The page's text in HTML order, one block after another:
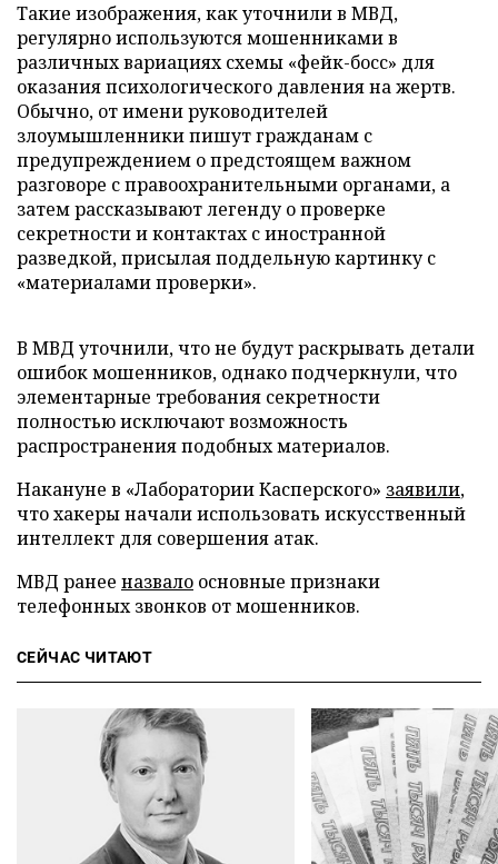
Такие изображения, как уточнили в МВД,
регулярно используются мошенниками в
различных вариациях схемы «фейк-босс» для
оказания психологического давления на жертв.
Обычно, от имени руководителей
злоумышленники пишут гражданам с
предупреждением о предстоящем важном
разговоре с правоохранительными органами, а
затем рассказывают легенду о проверке
секретности и контактах с иностранной
разведкой, присылая поддельную картинку с
«материалами проверки».
В МВД уточнили, что не будут раскрывать детали
ошибок мошенников, однако подчеркнули, что
элементарные требования секретности
полностью исключают возможность
распространения подобных материалов.
Накануне в «Лаборатории Касперского» заявили,
что хакеры начали использовать искусственный
интеллект для совершения атак.
МВД ранее назвало основные признаки
телефонных звонков от мошенников.
СЕЙЧАС ЧИТАЮТ